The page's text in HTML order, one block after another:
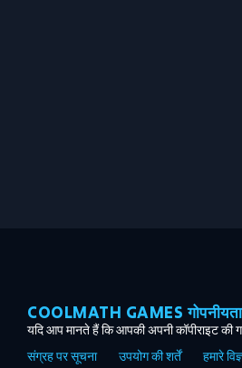
COOLMATH GAMES गोपनीयता
यदि आप मानते हैं कि आपकी अपनी कॉपीराइट की
संग्रह पर सूचना
उपयोग की शर्तें हमारे